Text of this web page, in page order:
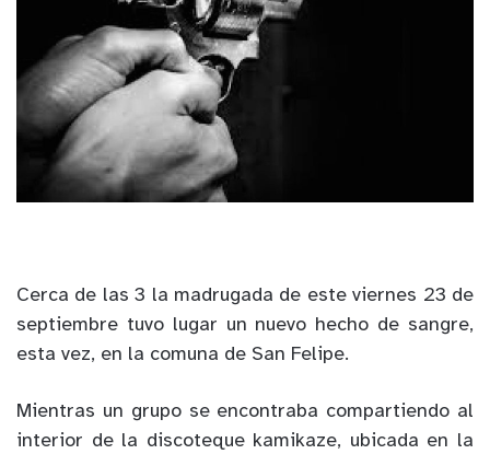
Cerca de las 3 la madrugada de este viernes 23 de
septiembre tuvo lugar un nuevo hecho de sangre,
esta vez, en la comuna de San Felipe.
Mientras un grupo se encontraba compartiendo al
interior de la discoteque kamikaze, ubicada en la